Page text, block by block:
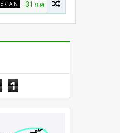
ก.ค เที่ยงตรง กดบัตรให้ทันนะเพื่อน โปร
1